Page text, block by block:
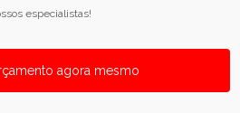
especialistas!
agora mesmo